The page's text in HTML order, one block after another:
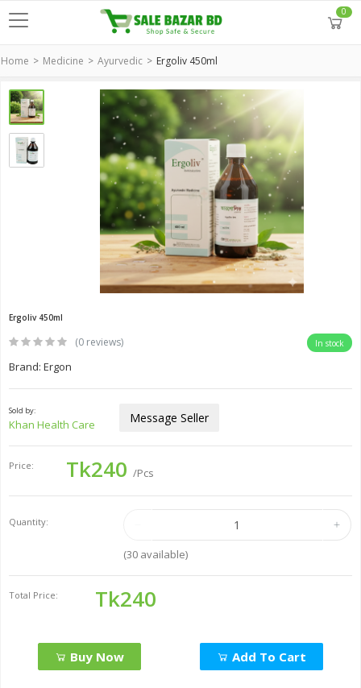
0
Home Medicine Ayurvedic Ergoliv 450ml
Ergoliv 450ml
(0 reviews) In stock
Brand: Ergon
Sold by:
Khan Health Care Message Seller
Price: Tk240 /Pcs
Quantity:
(30available)
Total Price: Tk240
Buy Now Add To Cart